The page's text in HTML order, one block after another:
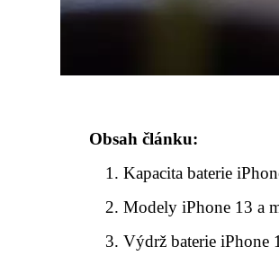
Obsah článku:
Kapacita baterie
Modely iPhone 13 a
Výdrž baterie iPhone